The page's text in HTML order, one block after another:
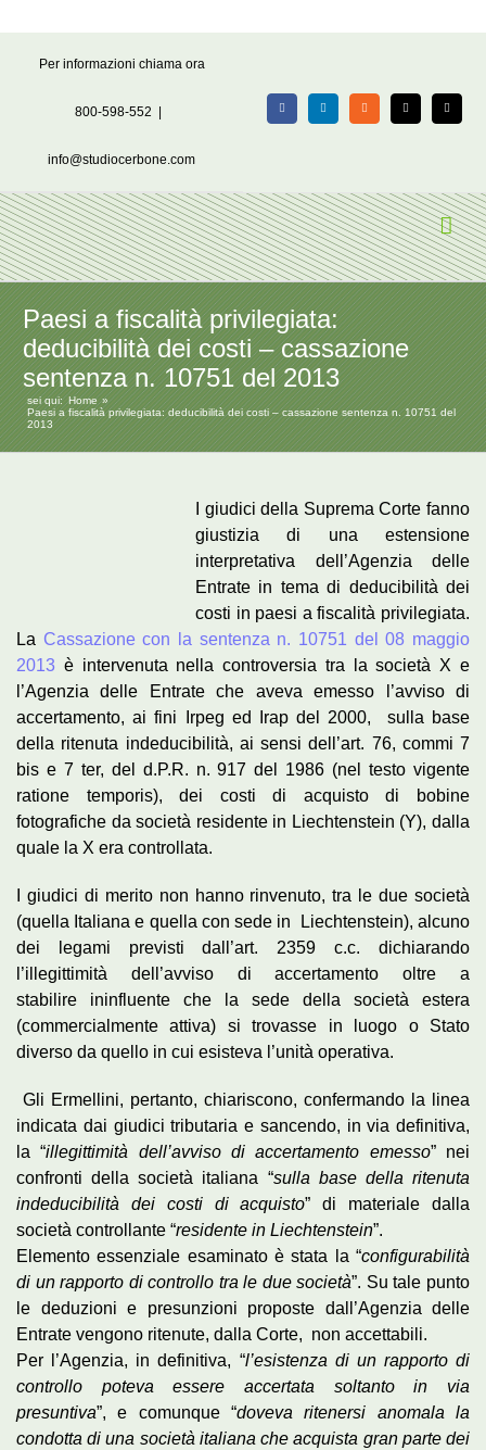
Per informazioni chiama ora
800-598-552
info@studiocerbone.com
FacebookLinkedIn Rss X Email
Paesi a fiscalità privilegiata:
deducibilità dei costi – cassazione
sentenza n. 10751 del 2013
sei qui:
Home
Paesi a fiscalità privilegiata: deducibilità dei costi – cassazione sentenza n. 10751 del
2013
I giudici della Suprema Corte fanno
giustizia di una estensione
interpretativa dell’Agenzia delle
Entrate in tema di deducibilità dei
costi in paesi a fiscalità privilegiata.
La Cassazione con la sentenza n. 10751 del 08 maggio
2013 è intervenuta nella controversia tra la società X e
l’Agenzia delle Entrate che aveva emesso l’avviso di
accertamento, ai fini Irpeg ed Irap del 2000, sulla base
della ritenuta indeducibilità, ai sensi dell’art. 76, commi 7
bis e 7 ter, del d.P.R. n. 917 del 1986 (nel testo vigente
ratione temporis), dei costi di acquisto di bobine
fotografiche da società residente in Liechtenstein (Y), dalla
quale la X era controllata.
I giudici di merito non hanno rinvenuto, tra le due società
(quella Italiana e quella con sede in Liechtenstein), alcuno
dei legami previsti dall’art. 2359 c.c. dichiarando
l’illegittimità dell’avviso di accertamento oltre a
stabilire ininfluente che la sede della società estera
(commercialmente attiva) si trovasse in luogo o Stato
diverso da quello in cui esisteva l’unità operativa.
Gli Ermellini, pertanto, chiariscono, confermando la linea
indicata dai giudici tributaria e sancendo, in via definitiva,
la “illegittimità dell’avviso di accertamento emesso” nei
confronti della società italiana “sulla base della ritenuta
indeducibilità dei costi di acquisto” di materiale dalla
società controllante “residente in Liechtenstein”.
Elemento essenziale esaminato è stata la “configurabilità
di un rapporto di controllo tra le due società”. Su tale punto
le deduzioni e presunzioni proposte dall’Agenzia delle
Entrate vengono ritenute, dalla Corte, non accettabili.
Per l’Agenzia, in definitiva, “l’esistenza di un rapporto di
controllo poteva essere accertata soltanto in via
presuntiva”, e comunque “doveva ritenersi anomala la
condotta di una società italiana che acquista gran parte dei